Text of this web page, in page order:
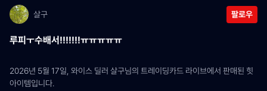
살구 팔로우
루피ㅜ수배서!!!!!!!ㅠㅠㅠㅠㅠ
2026년 5월 17일, 와이스 딜러 살구님의 트레이딩카드 라이브에서 판매된 힛
아이템입니다.